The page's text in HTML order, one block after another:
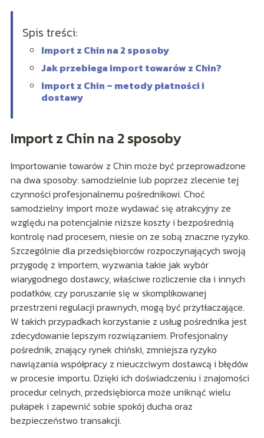
Spis treści:
Import z Chin na 2 sposoby
Jak przebiega import towarów z Chin?
Import z Chin – metody płatności i
dostawy
Import z Chin na 2 sposoby
Importowanie towarów z Chin może być przeprowadzone
na dwa sposoby: samodzielnie lub poprzez zlecenie tej
czynności profesjonalnemu pośrednikowi. Choć
samodzielny import może wydawać się atrakcyjny ze
względu na potencjalnie niższe koszty i bezpośrednią
kontrolę nad procesem, niesie on ze sobą znaczne ryzyko.
Szczególnie dla przedsiębiorców rozpoczynających swoją
przygodę z importem, wyzwania takie jak wybór
wiarygodnego dostawcy, właściwe rozliczenie cła i innych
podatków, czy poruszanie się w skomplikowanej
przestrzeni regulacji prawnych, mogą być przytłaczające.
W takich przypadkach korzystanie z usług pośrednika jest
zdecydowanie lepszym rozwiązaniem. Profesjonalny
pośrednik, znający rynek chiński, zmniejsza ryzyko
nawiązania współpracy z nieuczciwym dostawcą i błędów
w procesie importu. Dzięki ich doświadczeniu i znajomości
procedur celnych, przedsiębiorca może uniknąć wielu
pułapek i zapewnić sobie spokój ducha oraz
bezpieczeństwo transakcji.